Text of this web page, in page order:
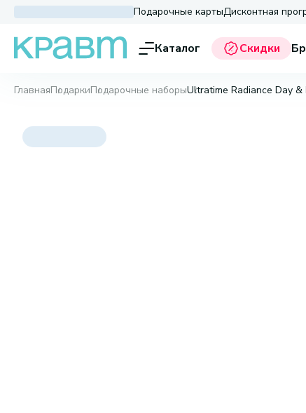
Подарочные картыДисконтная
Каталог Скидки
ГлавнаяПодаркиПодарочные наборыUltratime Radiance Day &